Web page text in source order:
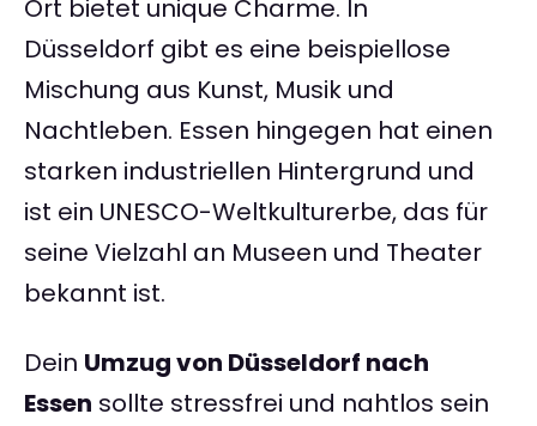
Ort bietet unique Charme. In
Düsseldorf gibt es eine beispiellose
Mischung aus Kunst, Musik und
Nachtleben. Essen hingegen hat einen
starken industriellen Hintergrund und
ist ein UNESCO-Weltkulturerbe, das für
seine Vielzahl an Museen und Theater
bekannt ist.
Dein Umzug von Düsseldorf nach
Essen sollte stressfrei und nahtlos sein